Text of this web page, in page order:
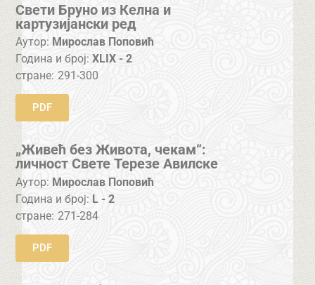
Свети Бруно из Келна и
картузијански ред
Аутор: Мирослав Поповић
Година и број:XLIX - 2
стране: 291-300
PDF
„Живећ без Живота, чекам“:
личност Свете Терезе Авилске
Аутор: Мирослав Поповић
Година и број: L - 2
стране: 271-284
PDF